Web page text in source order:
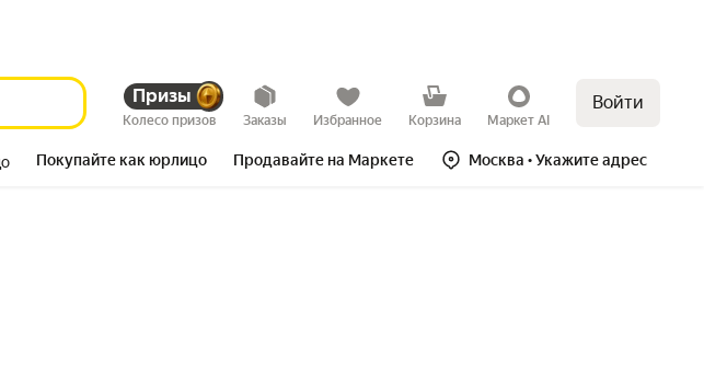
Призы
Колесо призов Заказы Избранное Корзина Маркет AI
Войти
Покупайте как юрлицо Продавайте на Маркете Москва • Укажите адрес